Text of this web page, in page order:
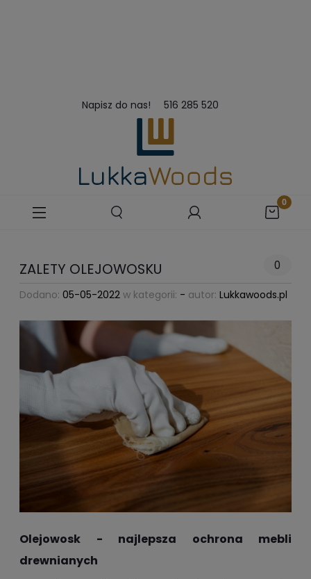
Napisz do nas! 516 285 520
ZALETY OLEJOWOSKU 0
Dodano: 05-05-2022 w kategorii: - autor: Lukkawoods.pl
Olejowosk - najlepsza ochrona mebli
drewnianych